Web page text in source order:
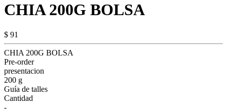
CHIA 200G BOLSA
$ 91
CHIA 200G BOLSA
Pre-order
presentacion
200 g
Guía de talles
Cantidad
-